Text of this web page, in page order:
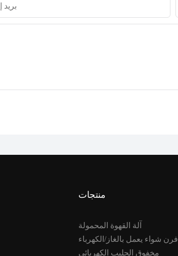
بريد
منتجات
آلة القهوة المحمولة
فرن شواء يعمل بالغاز/الكهرباء
مخفوق الحليب الكهربائي